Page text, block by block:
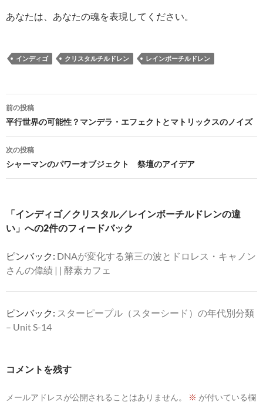
あなたは、あなたの魂を表現してください。
インディゴ クリスタルチルドレン レインボーチルドレン
投
稿
ナ
ビ
ゲ
ー
シ
ン
前の投稿
平行世界の可能性？マンデラ・エフェクトとマトリックスのノイズ
次の投稿
シャーマンのパワーオブジェクト 祭壇のアイデア
「インディゴ／クリスタル／レインボーチルドレンの違
い」への2件のフィードバック
ピンバック: DNAが変化する第三の波とドロレス・キャノン
さんの偉績 | | 酵素カフェ
ピンバック: スターピープル（スターシード）の年代別分類
– Unit S-14
コメントを残す
メールアドレスが公開されることはありません。 ※ が付いている欄